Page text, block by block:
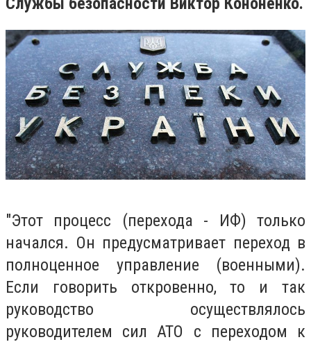
"Этот процесс (перехода - ИФ) только
начался. Он предусматривает переход в
полноценное управление (военными).
Если говорить откровенно, то и так
руководство осуществлялось
руководителем сил АТО с переходом к